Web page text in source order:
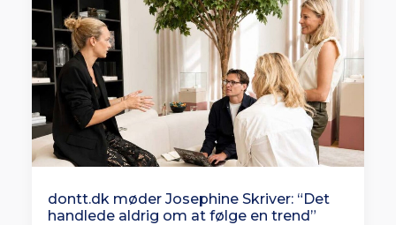
dontt.dk møder Josephine Skriver: “Det
handlede aldrig om at følge en trend”